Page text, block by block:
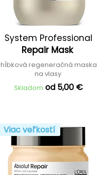
System Professional
Repair Mask
hĺbková regeneračná maska
na vlasy
Skladom od 5,00 €
Viac veľkostí